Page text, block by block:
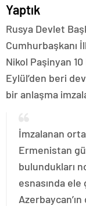
Yaptık
Rusya Devlet
Cumhurbaşkanı
Nikol Paşinyan 10
Eylül’den beri
bir anlaşma
İmzalanan
Ermenistan
bulundukları
esnasında